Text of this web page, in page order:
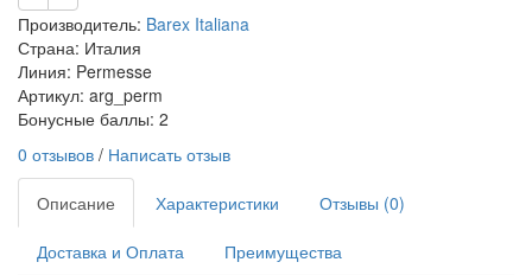
Производитель: Barex Italiana
Страна: Италия
Линия: Permesse
Артикул: arg_perm
Бонусные баллы: 2
0 отзывов / Написать отзыв
Описание Характеристики Отзывы (0)
Доставка и Оплата
Преимущества